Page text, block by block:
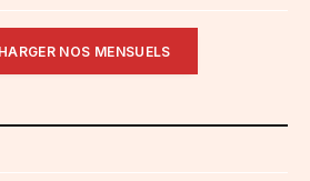
NOS MENSUELS